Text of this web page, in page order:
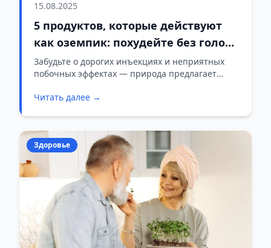
15.08.2025
5 продуктов, которые действуют
как оземпик: похудейте без голода
и ограничений
Забудьте о дорогих инъекциях и неприятных
побочных эффектах — природа предлагает
Читать далее →
Здоровье